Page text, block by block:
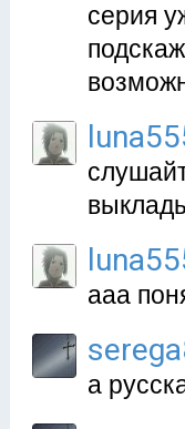
серия
ааа
а